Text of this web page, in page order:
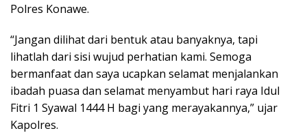
Polres Konawe.
“Jangan dilihat dari bentuk atau banyaknya, tapi
lihatlah dari sisi wujud perhatian kami. Semoga
bermanfaat dan saya ucapkan selamat menjalankan
ibadah puasa dan selamat menyambut hari raya Idul
Fitri 1 Syawal 1444 H bagi yang merayakannya,” ujar
Kapolres.